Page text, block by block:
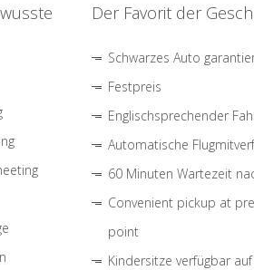
Der Favorit der
Schwarzes Auto
Festpreis
Englischsprechender
Automatische
60 Minuten Wartezeit
Convenient pickup at
point
Kindersitze verfügbar